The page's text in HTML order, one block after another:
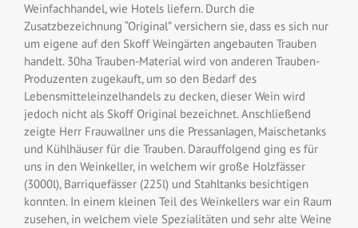
Weinfachhandel, wie Hotels liefern. Durch die
Zusatzbezeichnung “Original” versichern sie, dass es sich nur
um eigene auf den Skoff Weingärten angebauten Trauben
handelt. 30ha Trauben-Material wird von anderen Trauben-
Produzenten zugekauft, um so den Bedarf des
Lebensmitteleinzelhandels zu decken, dieser Wein wird
jedoch nicht als Skoff Original bezeichnet. Anschließend
zeigte Herr Frauwallner uns die Pressanlagen, Maischetanks
und Kühlhäuser für die Trauben. Darauffolgend ging es für
uns in den Weinkeller, in welchem wir große Holzfässer
(3000l), Barriquefässer (225l) und Stahltanks besichtigen
konnten. In einem kleinen Teil des Weinkellers war ein Raum
zusehen, in welchem viele Spezialitäten und sehr alte Weine